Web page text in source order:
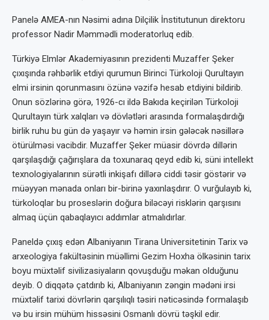
Panelə AMEA-nın Nəsimi adına Dilçilik İnstitutunun direktoru
professor Nadir Məmmədli moderatorluq edib.
Türkiyə Elmlər Akademiyasının prezidenti Muzaffer Şeker
çıxışında rəhbərlik etdiyi qurumun Birinci Türkoloji Qurultayın
elmi irsinin qorunmasını özünə vəzifə hesab etdiyini bildirib.
Onun sözlərinə görə, 1926-cı ildə Bakıda keçirilən Türkoloji
Qurultayın türk xalqları və dövlətləri arasında formalaşdırdığı
birlik ruhu bu gün də yaşayır və həmin irsin gələcək nəsillərə
ötürülməsi vacibdir. Muzaffer Şeker müasir dövrdə dillərin
qarşılaşdığı çağırışlara da toxunaraq qeyd edib ki, süni intellekt
texnologiyalarının sürətli inkişafı dillərə ciddi təsir göstərir və
müəyyən mənada onları bir-birinə yaxınlaşdırır. O vurğulayıb ki,
türkoloqlar bu proseslərin doğura biləcəyi risklərin qarşısını
almaq üçün qabaqlayıcı addımlar atmalıdırlar.
Paneldə çıxış edən Albaniyanın Tirana Universitetinin Tarix və
arxeologiya fakültəsinin müəllimi Gezim Hoxha ölkəsinin tarix
boyu müxtəlif sivilizasiyaların qovuşduğu məkan olduğunu
deyib. O diqqətə çatdırıb ki, Albaniyanın zəngin mədəni irsi
müxtəlif tarixi dövrlərin qarşılıqlı təsiri nəticəsində formalaşıb
və bu irsin mühüm hissəsini Osmanlı dövrü təşkil edir.